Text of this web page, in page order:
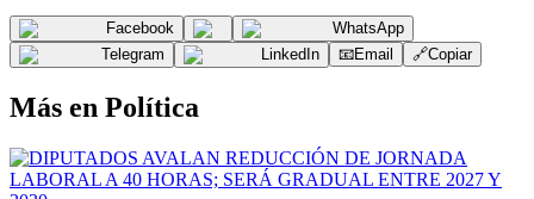
Facebook
WhatsApp
Telegram
LinkedIn 📧Email 🔗Copiar
Más en Política